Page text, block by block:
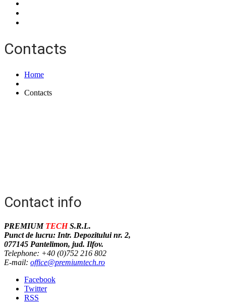
Contacts
Home
Contacts
Contact info
PREMIUM TECHS.R.L.
Punct de lucru: Intr. Depozitului nr. 2,
077145 Pantelimon, jud. Ilfov.
Telephone: +40 (0)752 216 802
E-mail: office@premiumtech.ro
Facebook
Twitter
RSS